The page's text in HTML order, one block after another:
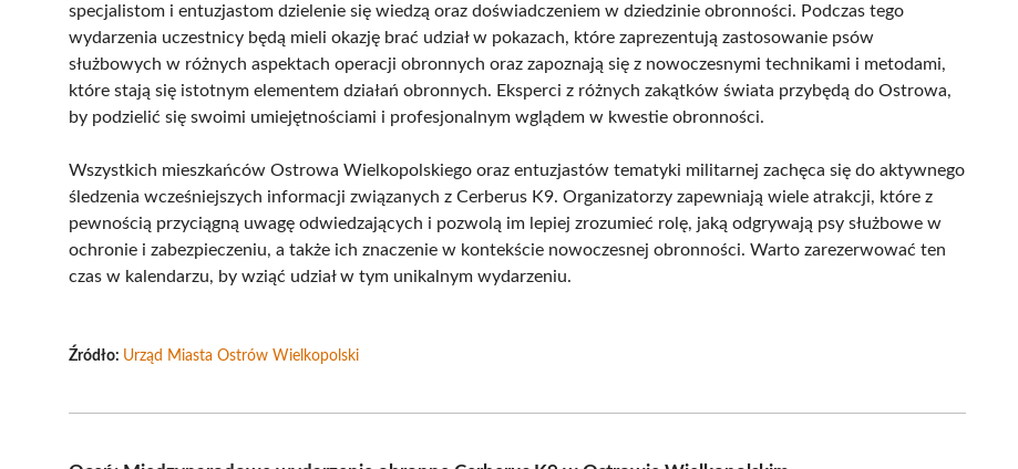
specjalistom i entuzjastom dzielenie się wiedzą oraz doświadczeniem w dziedzinie obronności. Podczas tego
wydarzenia uczestnicy będą mieli okazję brać udział w pokazach, które zaprezentują zastosowanie psów
służbowych w różnych aspektach operacji obronnych oraz zapoznają się z nowoczesnymi technikami i metodami,
które stają się istotnym elementem działań obronnych. Eksperci z różnych zakątków świata przybędą do Ostrowa,
by podzielić się swoimi umiejętnościami i profesjonalnym wglądem w kwestie obronności.
Wszystkich mieszkańców Ostrowa Wielkopolskiego oraz entuzjastów tematyki militarnej zachęca się do aktywnego
śledzenia wcześniejszych informacji związanych z Cerberus K9. Organizatorzy zapewniają wiele atrakcji, które z
pewnością przyciągną uwagę odwiedzających i pozwolą im lepiej zrozumieć rolę, jaką odgrywają psy służbowe w
ochronie i zabezpieczeniu, a także ich znaczenie w kontekście nowoczesnej obronności. Warto zarezerwować ten
czas w kalendarzu, by wziąć udział w tym unikalnym wydarzeniu.
Źródło: Urząd Miasta Ostrów Wielkopolski